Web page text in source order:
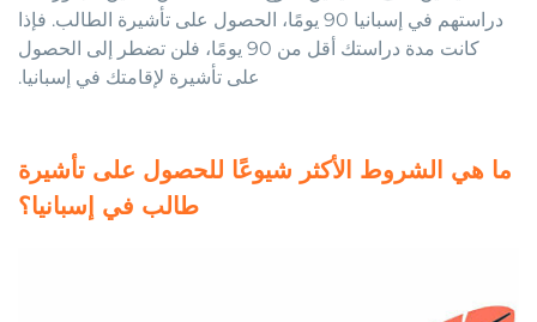
دراستهم في إسبانيا 90 يومًا، الحصول على تأشيرة الطالب. فإذا
كانت مدة دراستك أقل من 90 يومًا، فلن تضطر إلى الحصول
على تأشيرة لإقامتك في إسبانيا.
ما هي الشروط الأكثر شيوعًا للحصول على تأشيرة
طالب في إسبانيا؟